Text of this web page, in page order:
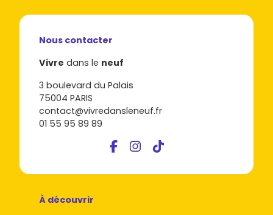
Nous contacter
Vivre dans le neuf
3 boulevard du Palais
75004 PARIS
contact@vivredansleneuf.fr
01 55 95 89 89
À découvrir